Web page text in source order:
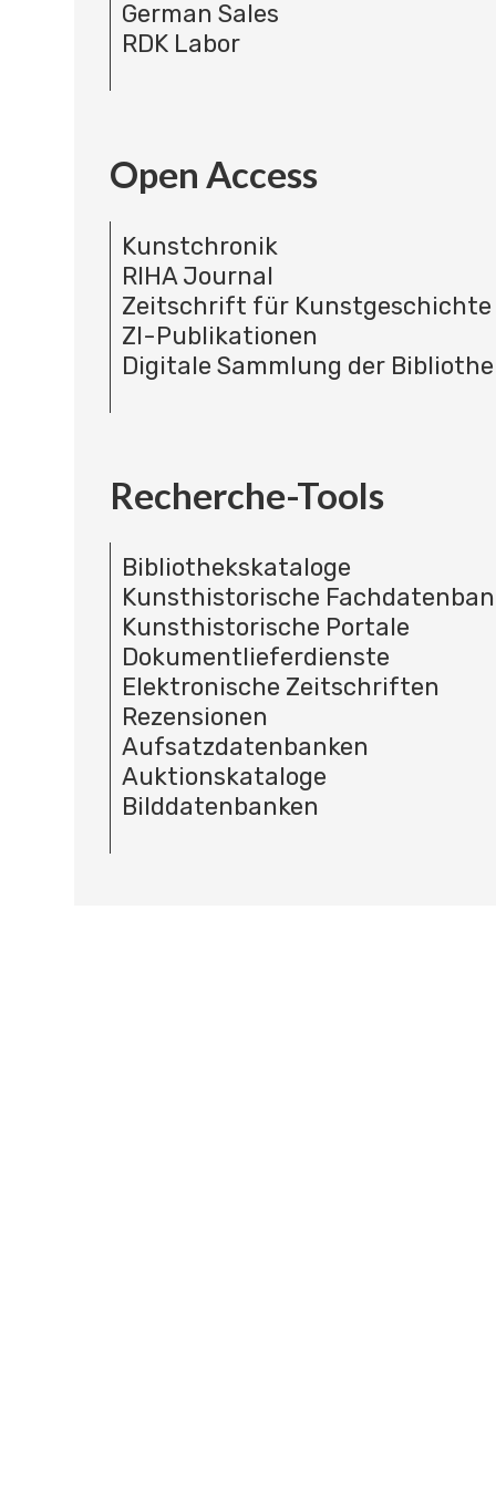
German Sales
RDK Labor
Open Access
Kunstchronik
RIHA Journal
Zeitschrift für Kunstgeschichte
ZI-Publikationen
Digitale Sammlung der
Recherche-Tools
Bibliothekskataloge
Kunsthistorische
Kunsthistorische Portale
Dokumentlieferdienste
Elektronische Zeitschriften
Rezensionen
Aufsatzdatenbanken
Auktionskataloge
Bilddatenbanken